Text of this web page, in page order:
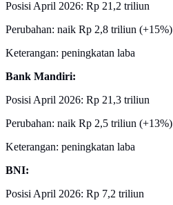
Posisi April 2026: Rp 21,2 triliun
Perubahan: naik Rp 2,8 triliun (+15%)
Keterangan: peningkatan laba
Bank Mandiri:
Posisi April 2026: Rp 21,3 triliun
Perubahan: naik Rp 2,5 triliun (+13%)
Keterangan: peningkatan laba
BNI:
Posisi April 2026: Rp 7,2 triliun